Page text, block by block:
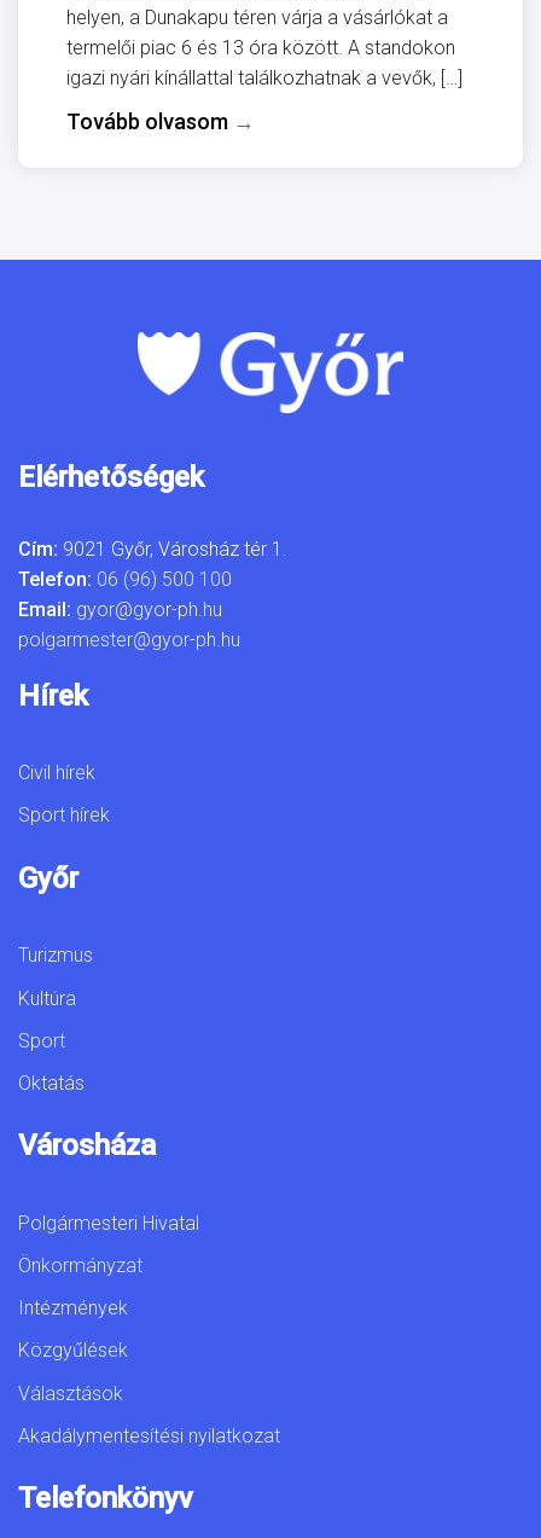
helyen, a Dunakapu téren várja a vásárlókat a
termelői piac 6 és 13 óra között. A standokon
igazi nyári kínállattal találkozhatnak a vevők, […]
Tovább olvasom →
Elérhetőségek
Cím: 9021 Győr, Városház tér 1.
Telefon: 06 (96) 500 100
Email: gyor@gyor-ph.hu
polgarmester@gyor-ph.hu
Hírek
Civil hírek
Sport hírek
Győr
Turizmus
Kultúra
Sport
Oktatás
Városháza
Polgármesteri Hivatal
Önkormányzat
Intézmények
Közgyűlések
Választások
Akadálymentesítési nyilatkozat
Telefonkönyv